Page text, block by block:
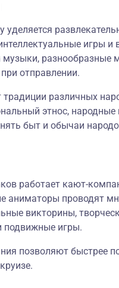
уделяется
игры и
разнообразные
отправлении.
различных
этнос, народные
быт и обычаи
работает кают-
аниматоры проводят
викторины,
подвижные игры.
позволяют быстрее